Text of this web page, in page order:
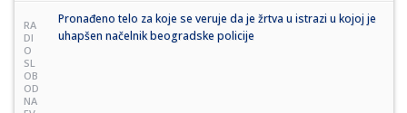
RA
DI
O
SL
OB
OD
NA
Pronađeno telo za koje se veruje da je žrtva u istrazi u kojoj je
uhapšen načelnik beogradske policije